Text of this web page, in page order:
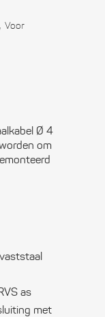
Voor
Ø 4
om
as
met